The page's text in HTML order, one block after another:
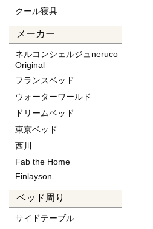
クール寝具
メーカー
ネルコンシェルジュneruco
Original
フランスベッド
ウォーターワールド
ドリームベッド
東京ベッド
西川
Fab the Home
Finlayson
ベッド周り
サイドテーブル